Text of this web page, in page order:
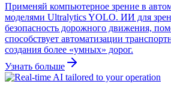
Применяй компьютерное зрение в
моделями Ultralytics YOLO. ИИ для
безопасность дорожного движения,
способствует автоматизации
создания более «умных» дорог.
Узнать больше